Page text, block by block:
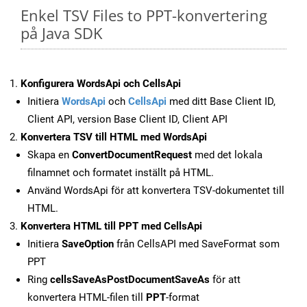
Enkel TSV Files to PPT-konvertering
på Java SDK
Konfigurera WordsApi och CellsApi
Initiera WordsApi och CellsApi med ditt Base Client ID,
Client API, version Base Client ID, Client API
Konvertera TSV till HTML med WordsApi
Skapa en ConvertDocumentRequest med det lokala
filnamnet och formatet inställt på HTML.
Använd WordsApi för att konvertera TSV-dokumentet till
HTML.
Konvertera HTML till PPT med CellsApi
Initiera SaveOption från CellsAPI med SaveFormat som
PPT
Ring cellsSaveAsPostDocumentSaveAs för att
konvertera HTML-filen till PPT-format